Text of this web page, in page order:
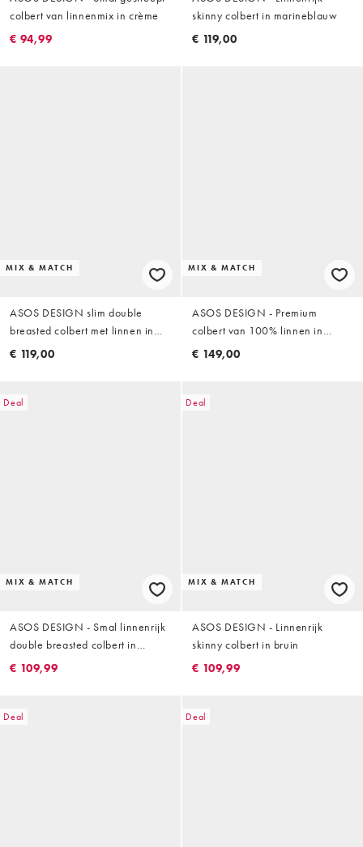
colbert van linnenmix in crème
€ 94,99
skinny colbert in marineblauw
€ 119,00
MIX & MATCH
ASOS DESIGN slim double
breasted colbert met linnen in
navy krijtstreep
€ 119,00
MIX & MATCH
ASOS DESIGN - Premium
colbert van 100% linnen in
olijfgroen
€ 149,00
Deal
MIX & MATCH
ASOS DESIGN - Smal linnenrijk
double breasted colbert in
donkerbruin
€ 109,99
Deal
MIX & MATCH
ASOS DESIGN - Linnenrijk
skinny colbert in bruin
€ 109,99
Deal Deal